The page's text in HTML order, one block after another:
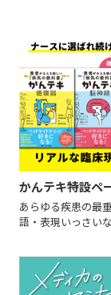
かんテキ特設ペ
あらゆる疾患の最
語・表現いっさい